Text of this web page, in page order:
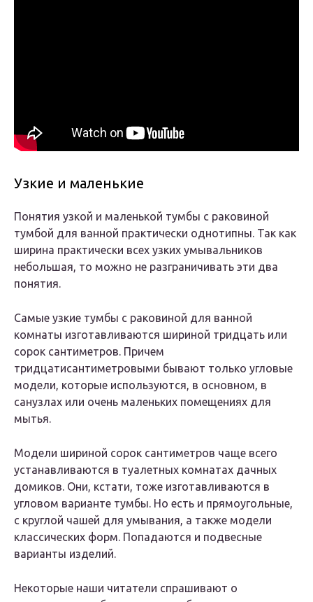
Узкие и маленькие
Понятия узкой и маленькой тумбы с раковиной
тумбой для ванной практически однотипны. Так как
ширина практически всех узких умывальников
небольшая, то можно не разграничивать эти два
понятия.
Самые узкие тумбы с раковиной для ванной
комнаты изготавливаются шириной тридцать или
сорок сантиметров. Причем
тридцатисантиметровыми бывают только угловые
модели, которые используются, в основном, в
санузлах или очень маленьких помещениях для
мытья.
Модели шириной сорок сантиметров чаще всего
устанавливаются в туалетных комнатах дачных
домиков. Они, кстати, тоже изготавливаются в
угловом варианте тумбы. Но есть и прямоугольные,
с круглой чашей для умывания, а также модели
классических форм. Попадаются и подвесные
варианты изделий.
Некоторые наши читатели спрашивают о